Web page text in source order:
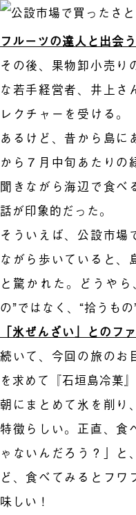
フルーツの達人と出会う
その後、果物卸小売り
な若手経営者、井上さ
レクチャーを受ける
あるけど、昔から島に
から７月中旬あたりの
聞きながら海辺で食べ
話が印象的だった。
そういえば、公設市場
ながら歩いていると、
と驚かれた。どうや
の”ではなく、“拾うもの
「氷ぜんざい」とのフ
続いて、今回の旅のお
を求めて『石垣島冷菓』
朝にまとめて氷を削り
特徴らしい。正直、食
ゃないんだろう？」と
ど、食べてみるとフワ
味しい！